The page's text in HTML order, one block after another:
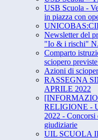
USB Scuola -
in piazza con
Newsletter del
"Io & i rischi"
Comparto
sciopero
Azioni di
RASSEGNA
APRILE 2022
RELIGIONE -
2022 -
giudiziarie
UIL SCUOLA